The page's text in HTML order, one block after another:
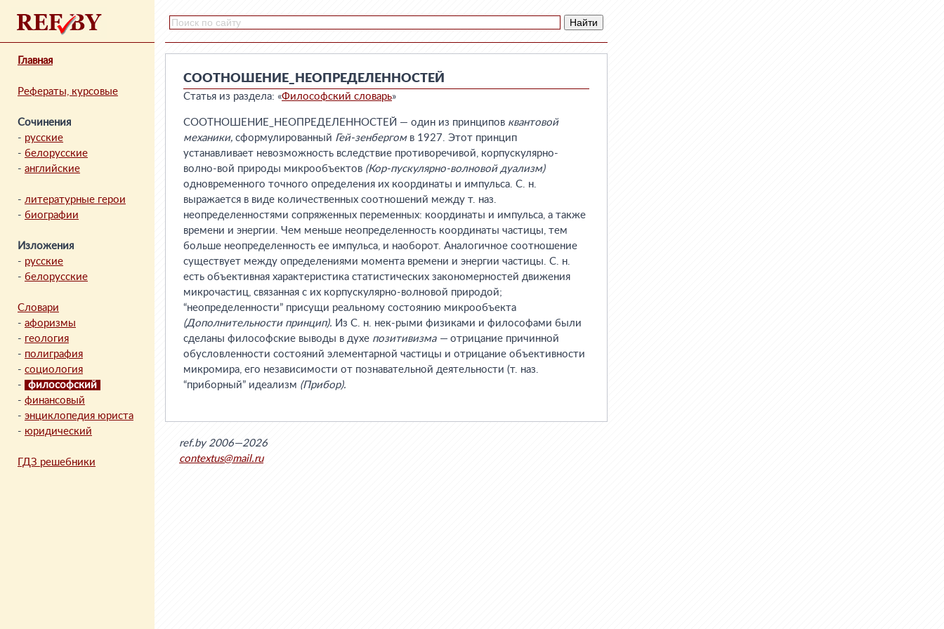
Главная
Рефераты, курсовые
Сочинения
- русские
- белорусские
- английские
- литературные герои
- биографии
Изложения
- русские
- белорусские
Словари
- афоризмы
- геология
- полиграфия
- социология
-
философский
- финансовый
- энциклопедия юриста
- юридический
ГДЗ решебники
СООТНОШЕНИЕ_НЕОПРЕДЕЛЕННОСТЕЙ
Статья из раздела: «Философский словарь»
СООТНОШЕНИЕ_НЕОПРЕДЕЛЕННОСТЕЙ — один из принципов квантовой
механики, сформулированный Гей-зенбергомв 1927. Этот принцип
устанавливает невозможность вследствие противоречивой, корпускулярно-
волно-вой природы микрообъектов (Кор-пускулярно-волновой дуализм)
одновременного точного определения их координаты и импульса. С. н.
выражается в виде количественных соотношений между т. наз.
неопределенностями сопряженных переменных: координаты и импульса, а также
времени и энергии. Чем меньше неопределенность координаты частицы, тем
больше неопределенность ее импульса, и наоборот. Аналогичное соотношение
существует между определениями момента времени и энергии частицы. С. н.
есть объективная характеристика статистических закономерностей движения
микрочастиц, связанная с их корпускулярно-волновой природой;
“неопределенности” присущи реальному состоянию микрообъекта
(Дополнительности принцип). Из С. н. нек-рыми физиками и философами были
сделаны философские выводы в духе позитивизма — отрицание причинной
обусловленности состояний элементарной частицы и отрицание объективности
микромира, его независимости от познавательной деятельности (т. наз.
“приборный” идеализм (Прибор).
ref.by 2006—2026
contextus@mail.ru